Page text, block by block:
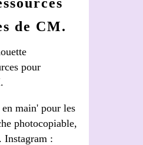
de CM.
en main' pour les
photocopiable,
Instagram :